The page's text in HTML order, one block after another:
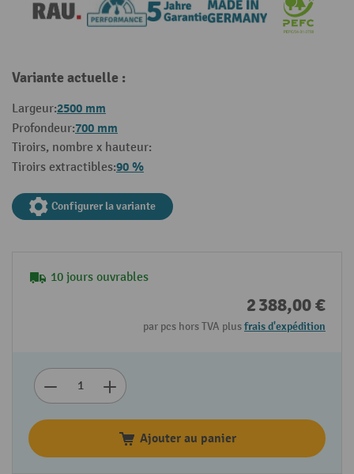
Variante actuelle :
Largeur:2500 mm
Profondeur:700 mm
Tiroirs, nombre x hauteur:
Tiroirs extractibles:90 %
Configurer la variante
10 jours ouvrables
2 388,00 €
par pcs hors TVA plusfrais d'expédition
Ajouter au panier